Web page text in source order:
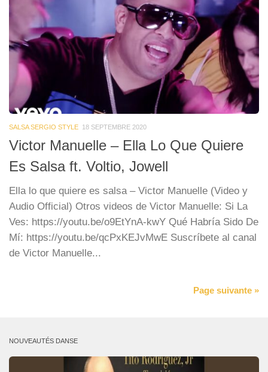
SALSA SERGIO STYLE 18 SEPTEMBRE 2020
Victor Manuelle – Ella Lo Que Quiere
Es Salsa ft. Voltio, Jowell
Ella lo que quiere es salsa – Victor Manuelle (Video y
Audio Official) Otros videos de Victor Manuelle: Si La
Ves: https://youtu.be/o9EtYnA-kwY Qué Habría Sido De
Mí: https://youtu.be/qcPxKEJvMwE Suscríbete al canal
de Victor Manuelle...
Page suivante »
NOUVEAUTÉS DANSE